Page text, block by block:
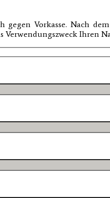
Vorkasse. Nach
Ihren